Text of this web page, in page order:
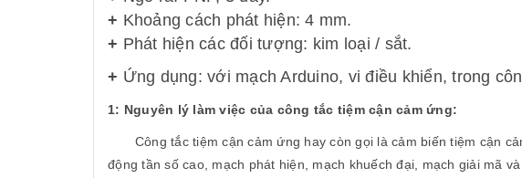
+ Khoảng cách phát hiện: 4 mm.
+ Phát hiện các đối tượng: kim loại / sắt.
+ Ứng dụng: với mạch Arduino, vi điều khiển, trong
1: Nguyên lý làm việc của công tắc tiệm cận cảm ứng:
Công tắc tiệm cận cảm ứng hay còn gọi là cảm biến tiệm cận
động tần số cao, mạch phát hiện, mạch khuếch đại, mạch giải mã